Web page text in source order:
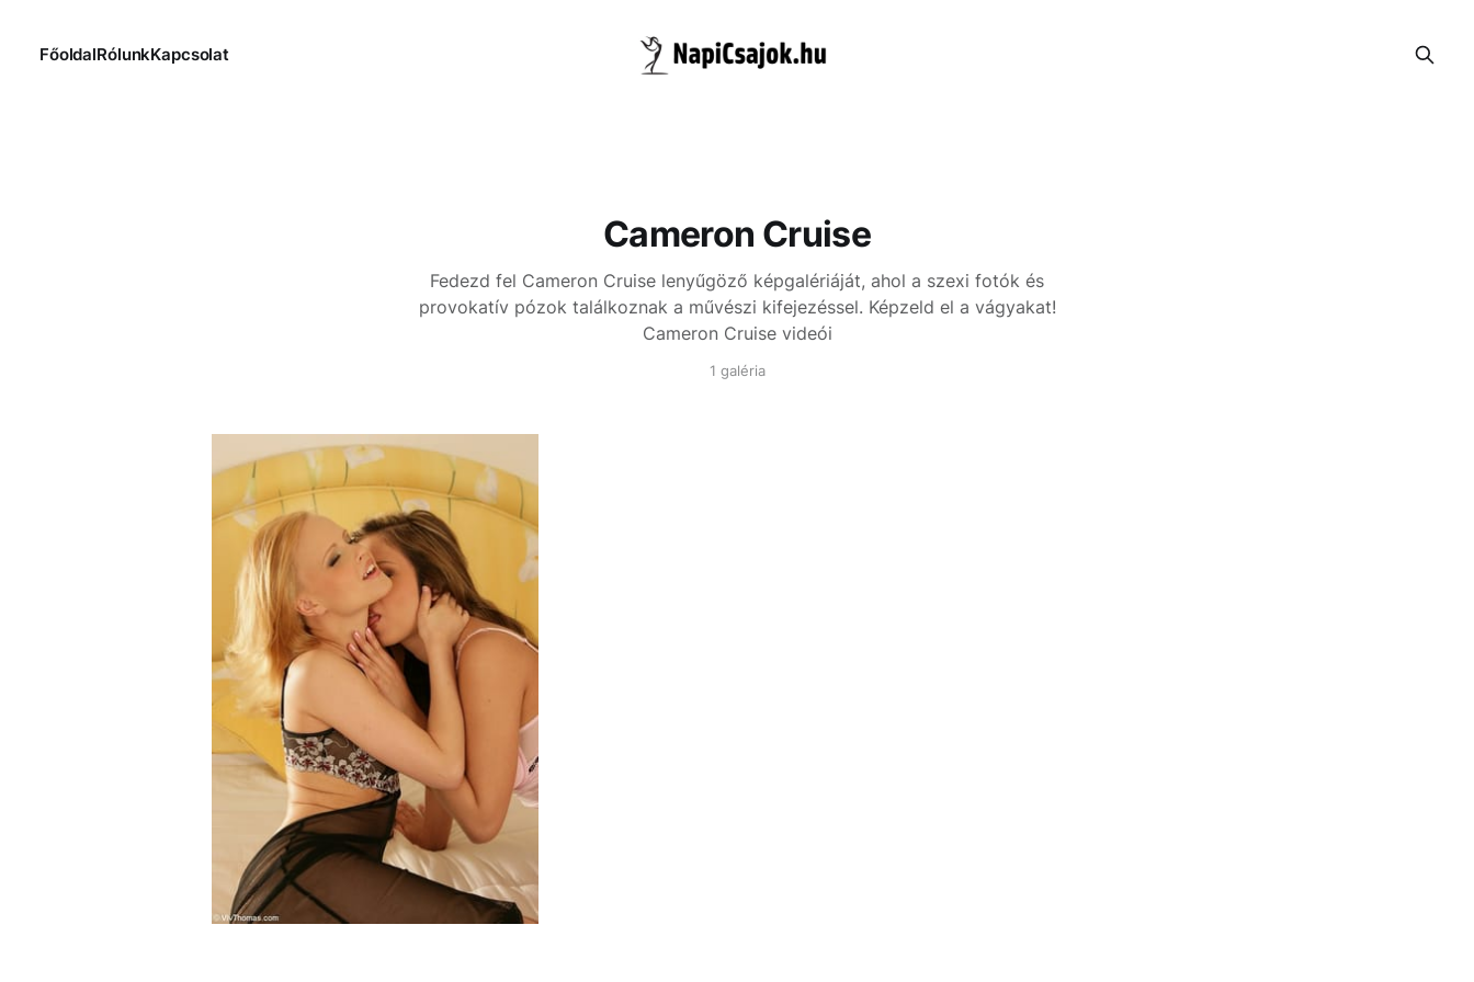
FőoldalRólunkKapcsolat
Cameron Cruise
Fedezd fel Cameron Cruise lenyűgöző képgalériáját, ahol a szexi fotók és
provokatív pózok találkoznak a művészi kifejezéssel. Képzeld el a vágyakat!
Cameron Cruise videói
1 galéria